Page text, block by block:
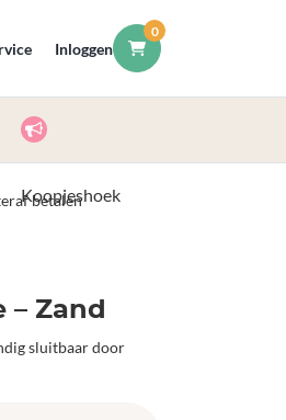
Inloggen
0
Koopjeshoek
betalen
Zand
sluitbaar door